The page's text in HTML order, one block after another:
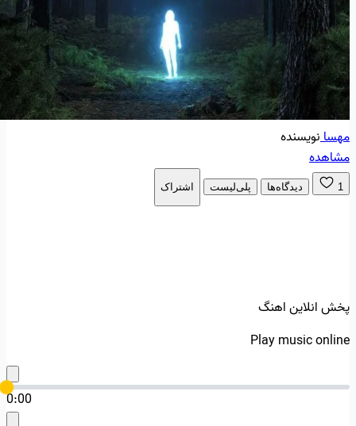
مهسانویسنده
مشاهده
1 دیدگاه‌ها پلی‌لیست اشتراک
پخش انلاین اهنگ
Play music online
0:00